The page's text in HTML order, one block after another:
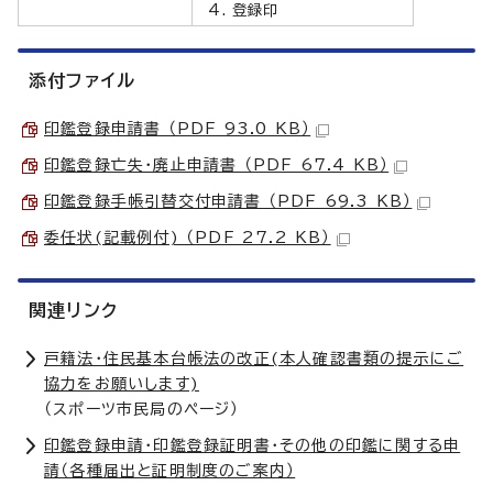
登録印
添付ファイル
印鑑登録申請書 （PDF 93.0 KB）
印鑑登録亡失・廃止申請書 （PDF 67.4 KB）
印鑑登録手帳引替交付申請書 （PDF 69.3 KB）
委任状(記載例付) （PDF 27.2 KB）
関連リンク
戸籍法・住民基本台帳法の改正(本人確認書類の提示にご
協力をお願いします)
（スポーツ市民局のページ）
印鑑登録申請・印鑑登録証明書・その他の印鑑に関する申
請（各種届出と証明制度のご案内）